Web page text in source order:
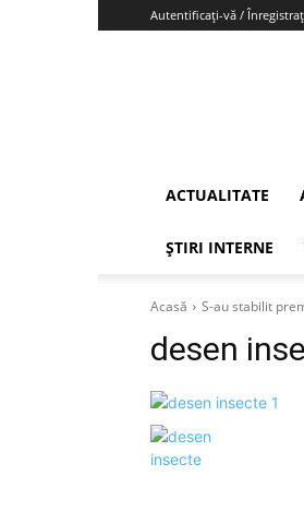
Autentificați-vă /
ACTUALITATE
ȘTIRI INTERNE
Acasă S-au stabilit
desen